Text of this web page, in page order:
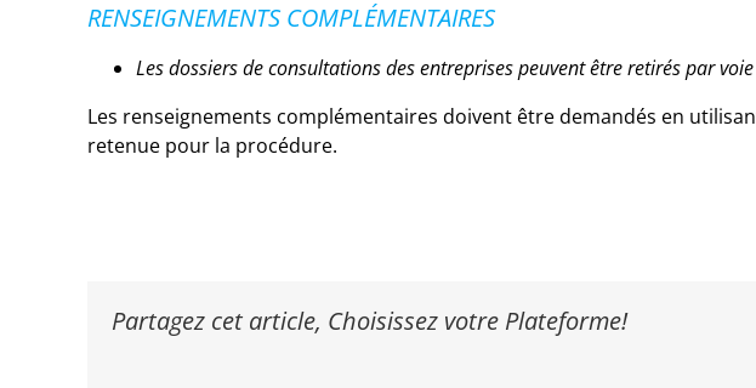
RENSEIGNEMENTS COMPLÉMENTAIRES
Les dossiers de consultations des entreprises peuvent être retirés par
Les renseignements complémentaires doivent être demandés en
retenue pour la procédure.
Partagez cet article, Choisissez votre Plateforme!